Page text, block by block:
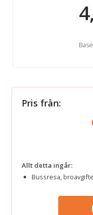
Pris från:
Allt detta ingår:
Bussresa,